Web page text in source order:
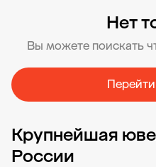
Нет
Вы можете поискать
Крупнейшая
России